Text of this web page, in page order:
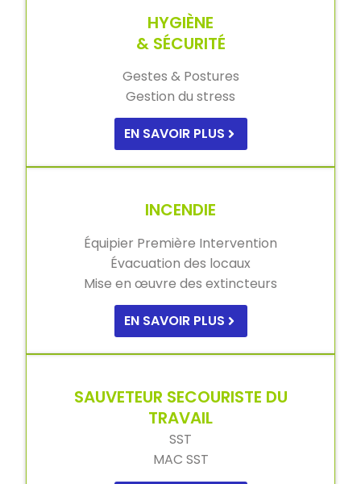
HYGIÈNE
& SÉCURITÉ
Gestes & Postures
Gestion du stress
EN SAVOIR PLUS
INCENDIE
Équipier Première Intervention
Évacuation des locaux
Mise en œuvre des extincteurs
EN SAVOIR PLUS
SAUVETEUR SECOURISTE DU
TRAVAIL
SST
MAC SST